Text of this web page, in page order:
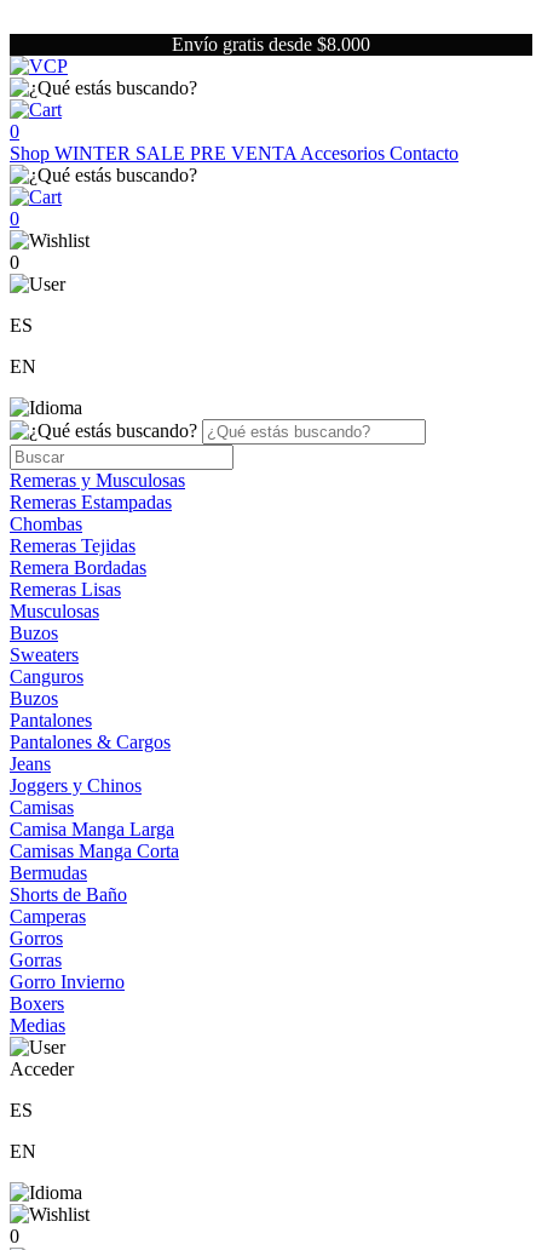
Envío gratis desde $8.000
0
Shop WINTER SALE PRE VENTA Accesorios Contacto
0
0
ES
EN
Remeras y Musculosas
Remeras Estampadas
Chombas
Remeras Tejidas
Remera Bordadas
Remeras Lisas
Musculosas
Buzos
Sweaters
Canguros
Buzos
Pantalones
Pantalones & Cargos
Jeans
Joggers y Chinos
Camisas
Camisa Manga Larga
Camisas Manga Corta
Bermudas
Shorts de Baño
Camperas
Gorros
Gorras
Gorro Invierno
Boxers
Medias
Acceder
ES
EN
0